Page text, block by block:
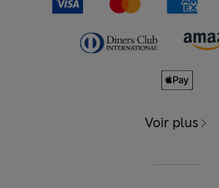
Voir plus